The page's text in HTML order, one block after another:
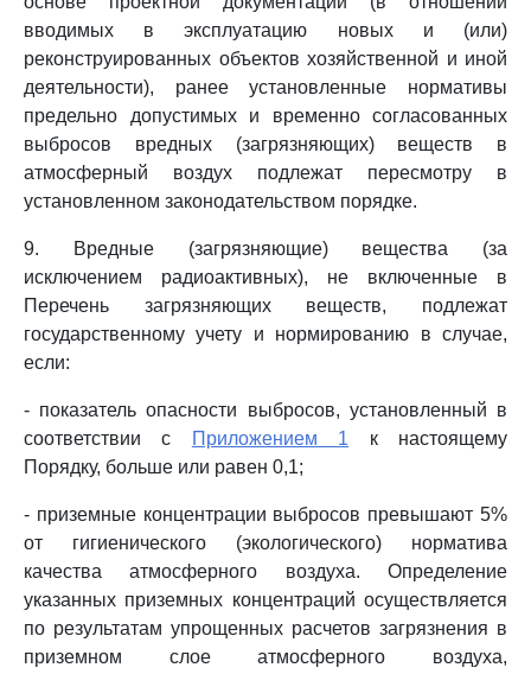
вводимых в эксплуатацию новых и (или)
реконструированных объектов хозяйственной и иной
деятельности), ранее установленные нормативы
предельно допустимых и временно согласованных
выбросов вредных (загрязняющих) веществ в
атмосферный воздух подлежат пересмотру в
установленном законодательством порядке.
9. Вредные (загрязняющие) вещества (за
исключением радиоактивных), не включенные в
Перечень загрязняющих веществ, подлежат
государственному учету и нормированию в случае,
если:
- показатель опасности выбросов, установленный в
соответствии с
Приложением 1 к настоящему
Порядку, больше или равен 0,1;
- приземные концентрации выбросов превышают 5%
от гигиенического (экологического) норматива
качества атмосферного воздуха. Определение
указанных приземных концентраций осуществляется
по результатам упрощенных расчетов загрязнения в
приземном слое атмосферного воздуха,